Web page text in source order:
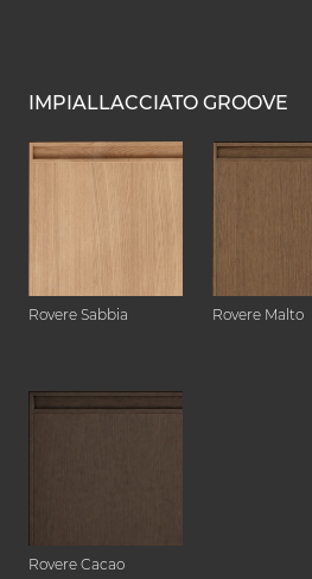
IMPIALLACCIATO GROOVE
Rovere Sabbia Rovere Malto
Rovere Cacao